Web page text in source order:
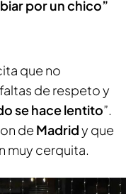
por un chico”
que no
de respeto y
se hace lentito”.
de Madridy que
muy cerquita.